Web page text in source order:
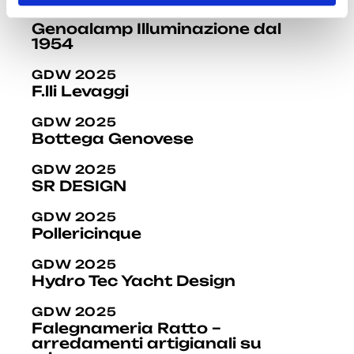
Genoalamp Illuminazione dal
1954
GDW 2025
F.lli Levaggi
GDW 2025
Bottega Genovese
GDW 2025
SR DESIGN
GDW 2025
Pollericinque
GDW 2025
Hydro Tec Yacht Design
GDW 2025
Falegnameria Ratto –
arredamenti artigianali su